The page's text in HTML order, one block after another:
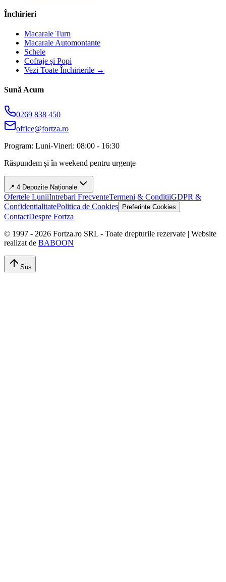
Închirieri
Macarale Turn
Macarale Automontante
Schele
Cofraje și Popi
Vezi Toate Închirierile →
Sună Acum
0269 838 450
office@fortza.ro
Program: Luni-Vineri: 08:00 - 16:30
Răspundem și în weekend pentru urgențe
📍 4 Depozite Naționale
Ofertele LuniiIntrebari FrecventeTermeni & ConditiiGDPR &
ConfidentialitatePolitica de Cookies Preferinte Cookies
ContactDespre Fortza
© 1997 - 2026 Fortza.ro SRL - Toate drepturile rezervate | Website
realizat de BABOON
Sus